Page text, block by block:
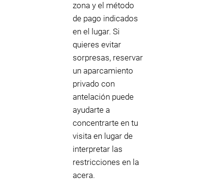
zona y el método
de pago indicados
en el lugar. Si
quieres evitar
sorpresas, reservar
un aparcamiento
privado con
antelación puede
ayudarte a
concentrarte en tu
visita en lugar de
interpretar las
restricciones en la
acera.